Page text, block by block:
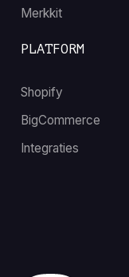
Merkkit
PLATFORM
Shopify
BigCommerce
Integraties